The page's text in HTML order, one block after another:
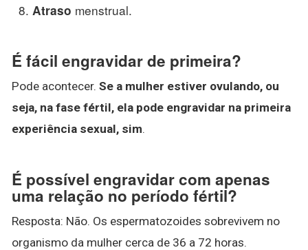
Atraso menstrual.
É fácil engravidar de primeira?
Pode acontecer. Se a mulher estiver ovulando, ou
seja, na fase fértil, ela pode engravidar na primeira
experiência sexual, sim.
É possível engravidar com apenas
uma relação no período fértil?
Resposta: Não. Os espermatozoides sobrevivem no
organismo da mulher cerca de 36 a 72 horas.